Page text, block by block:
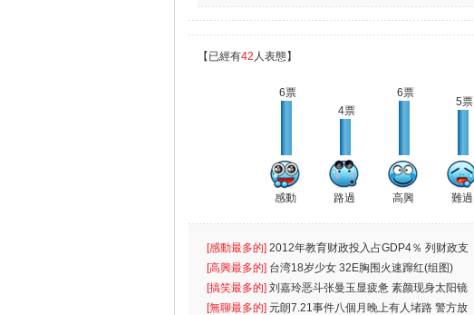
【已經有42 人表態】
6票
感動
4票
路過
6票
高興
5票
難過
[感動最多的] 2012年教育财政投入占GDP4％ 列财政支
出首位
[高興最多的] 台湾18岁少女 32E胸围火速蹿红(组图)
[搞笑最多的] 刘嘉玲恶斗张曼玉显疲惫 素颜现身太阳镜
遮
[無聊最多的] 元朗7.21事件八個月晚上有人堵路 警方放